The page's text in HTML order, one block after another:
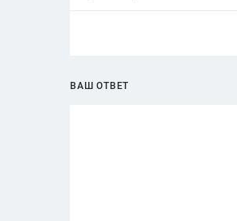
ВАШ ОТВЕТ